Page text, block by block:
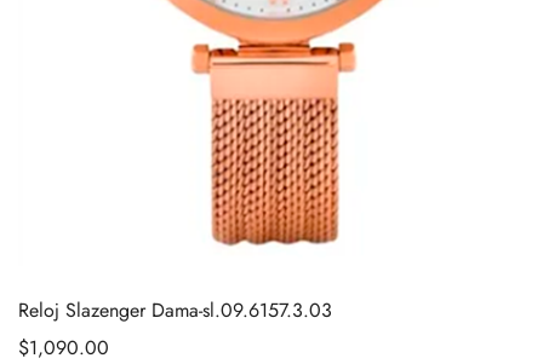
Reloj Slazenger Dama-sl.09.6157.3.03
$1,090.00